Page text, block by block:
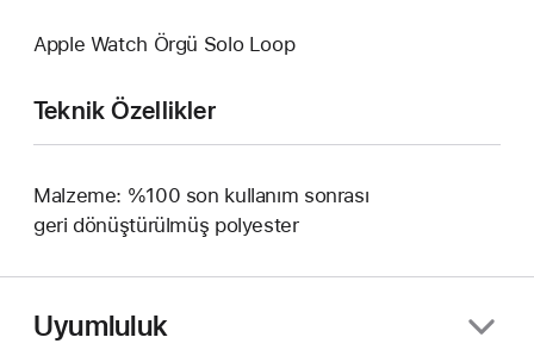
Apple Watch Örgü Solo Loop
Teknik Özellikler
Malzeme: %100 son kullanım sonrası
geri dönüştürülmüş polyester
Uyumluluk